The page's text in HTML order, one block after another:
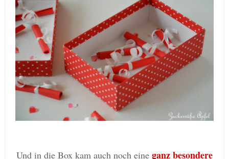
Und in die Box kam auch noch eine ganz besondere